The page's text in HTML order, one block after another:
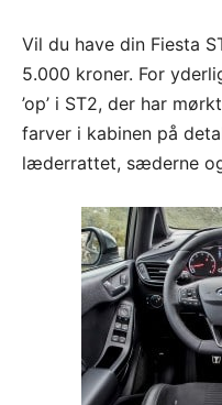
Vil du have din Fiesta
5.000 kroner. For
’op’ i ST2, der har
farver i kabinen på
læderrattet, sæderne